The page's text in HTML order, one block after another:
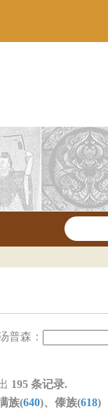
普森：
195 条记录.
族(640)、傣族(618)